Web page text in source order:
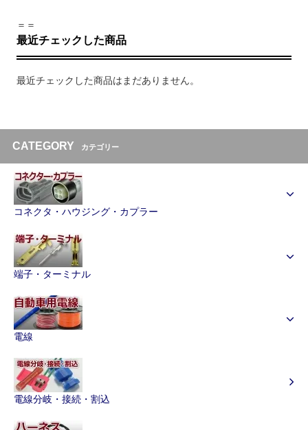
＝＝
最近チェックした商品
最近チェックした商品はまだありません。
CATEGORY カテゴリー
コネクタ・ハウジング・カプラー
端子・ターミナル
電線
電線分岐・接続・割込